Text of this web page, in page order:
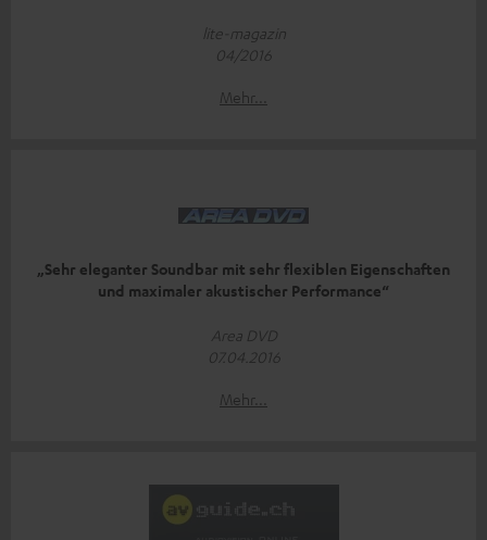
lite-magazin
04/2016
Mehr...
„Sehr eleganter Soundbar mit sehr flexiblen Eigenschaften
und maximaler akustischer Performance“
Area DVD
07.04.2016
Mehr...